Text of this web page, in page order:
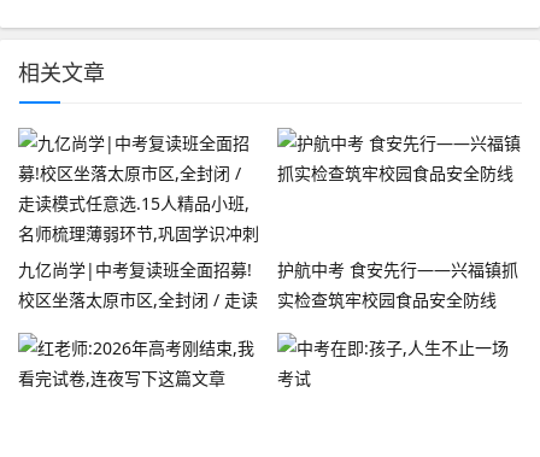
相关文章
九亿尚学|中考复读班全面招募!
校区坐落太原市区,全封闭 / 走读
模式任意选.15人精品小班,名师
梳理薄弱环节,巩固学识冲刺佳
绩!
护航中考 食安先行——兴福镇抓
实检查筑牢校园食品安全防线